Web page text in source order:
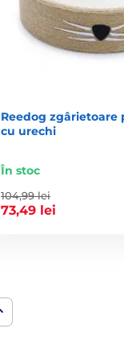
Reedog zgârietoare
cu urechi
În stoc
104,99 lei
73,49 lei